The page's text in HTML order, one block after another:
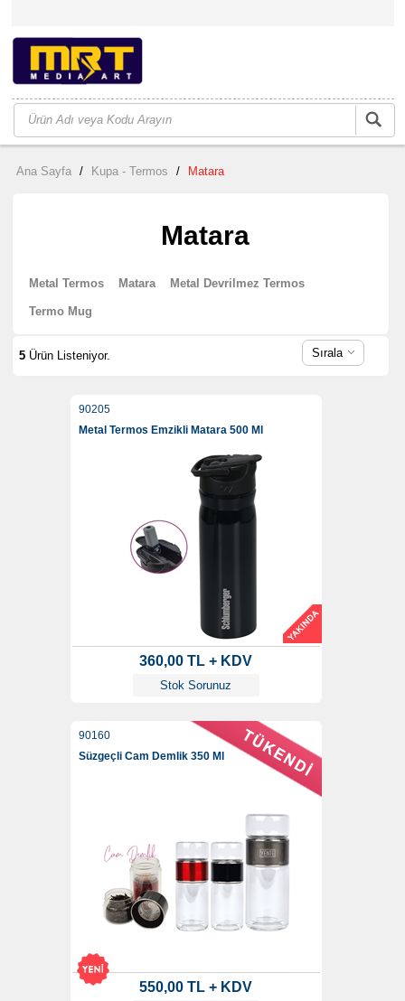
Ana Sayfa / Kupa - Termos / Matara
Matara
Metal Termos Matara Metal Devrilmez Termos
Termo Mug
5Ürün Listeniyor. Sırala
90205
Metal Termos Emzikli Matara 500 Ml
360,00 TL + KDV
Stok Sorunuz
90160
Süzgeçli Cam Demlik 350 Ml
550,00 TL + KDV